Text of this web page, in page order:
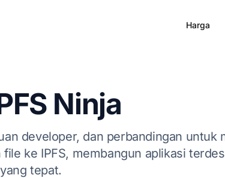
Harga
Ninja
developer, dan perbandingan untuk
ke IPFS, membangun aplikasi
tepat.